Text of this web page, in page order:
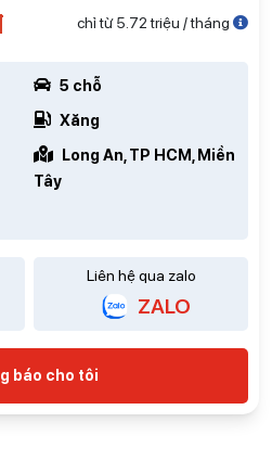
chỉ từ 5.72 triệu / tháng
5 chỗ
Xăng
Long An, TP HCM, Miền
Tây
Liên hệ qua zalo
ZALO
báo cho tôi